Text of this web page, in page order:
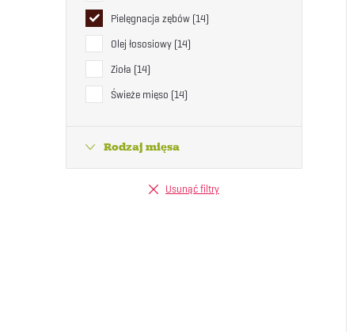
Pielęgnacja zębów 14
Olej łososiowy 14
Zioła 14
Świeże mięso 14
Rodzaj mięsa
Usunąć filtry